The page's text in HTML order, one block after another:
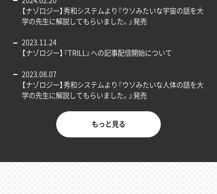
【ナゾロジー】秀和システムより『ウソみたいな宇宙の話を大
学の先生に解説してもらいました。』発売
2023.11.24
【ナゾロジー】『TRILL』への記事配信開始について
2023.08.07
【ナゾロジー】秀和システムより『ウソみたいな人体の話を大
学の先生に解説してもらいました。』発売
もっと見る